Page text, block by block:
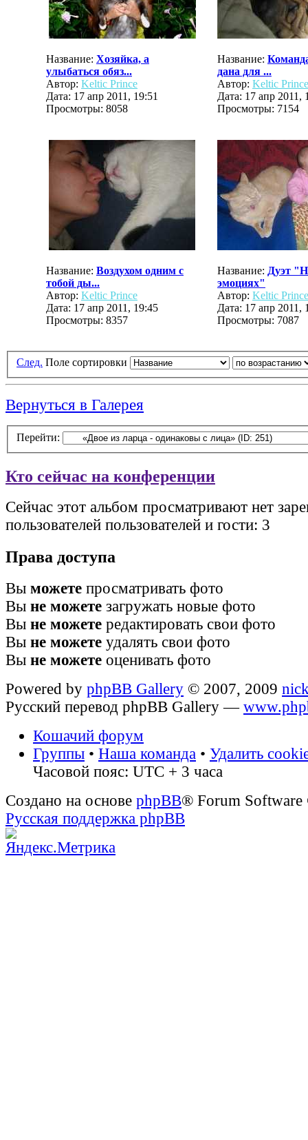
Название: Хозяйка, а
улыбаться обяз...
Автор: Keltic Prince
Дата: 17 апр 2011, 19:51
Просмотры: 8058
Название:
дана для ...
Автор: Keltic Prince
Дата: 17 апр 2011,
Просмотры: 7154
Название: Воздухом одним с
тобой ды...
Автор: Keltic Prince
Дата: 17 апр 2011, 19:45
Просмотры: 8357
Название: Дуэт
эмоциях"
Автор: Keltic Prince
Дата: 17 апр 2011,
Просмотры: 7087
След. Поле сортировки
Вернуться в Галерея
Перейти:
Кто сейчас на конференции
Сейчас этот альбом просматривают нет
пользователей пользователей и гости: 3
Права доступа
Вы можете просматривать фото
Вы не можете загружать новые фото
Вы не можете редактировать свои фото
Вы не можете удалять свои фото
Вы не можете оценивать фото
Powered by phpBB Gallery © 2007, 2009
Русский перевод phpBB Gallery —
Кошачий форум
Группы • Наша команда • Удалить
Часовой пояс: UTC + 3 часа
Создано на основе phpBB® Forum
Русская поддержка phpBB